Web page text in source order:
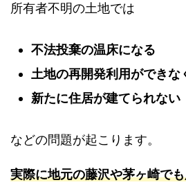
所有者不明の土地では
不法投棄の温床になる
土地の再開発利用ができな
新たに住居が建てられない
などの問題が起こります。
実際に地元の藤沢や茅ヶ崎で